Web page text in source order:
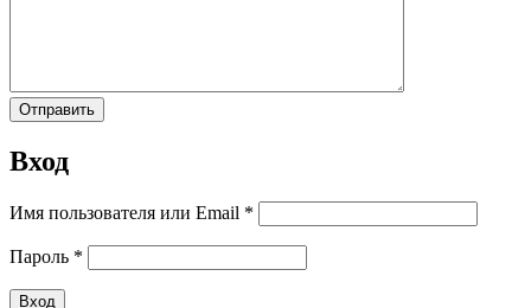
Вход
Имя пользователя или Email *
Пароль *